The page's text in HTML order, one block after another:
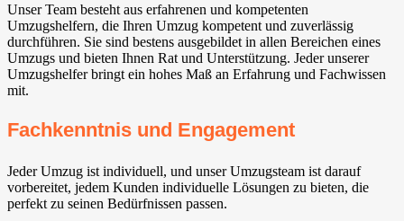
Unser Team besteht aus erfahrenen und kompetenten
Umzugshelfern, die Ihren Umzug kompetent und zuverlässig
durchführen. Sie sind bestens ausgebildet in allen Bereichen eines
Umzugs und bieten Ihnen Rat und Unterstützung. Jeder unserer
Umzugshelfer bringt ein hohes Maß an Erfahrung und Fachwissen
mit.
Fachkenntnis und Engagement
Jeder Umzug ist individuell, und unser Umzugsteam ist darauf
vorbereitet, jedem Kunden individuelle Lösungen zu bieten, die
perfekt zu seinen Bedürfnissen passen.